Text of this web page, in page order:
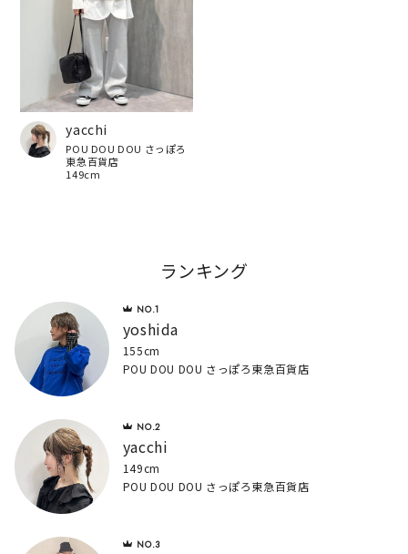
yacchi
POU DOU DOU さっぽろ
東急百貨店
149cm
ランキング
yoshida
155cm
POU DOU DOU さっぽろ東急百貨店
yacchi
149cm
POU DOU DOU さっぽろ東急百貨店